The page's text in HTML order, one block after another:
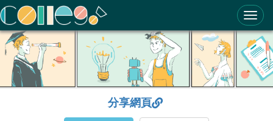
ColleGo! 大學選才與高中育才輔助系統
分享網頁